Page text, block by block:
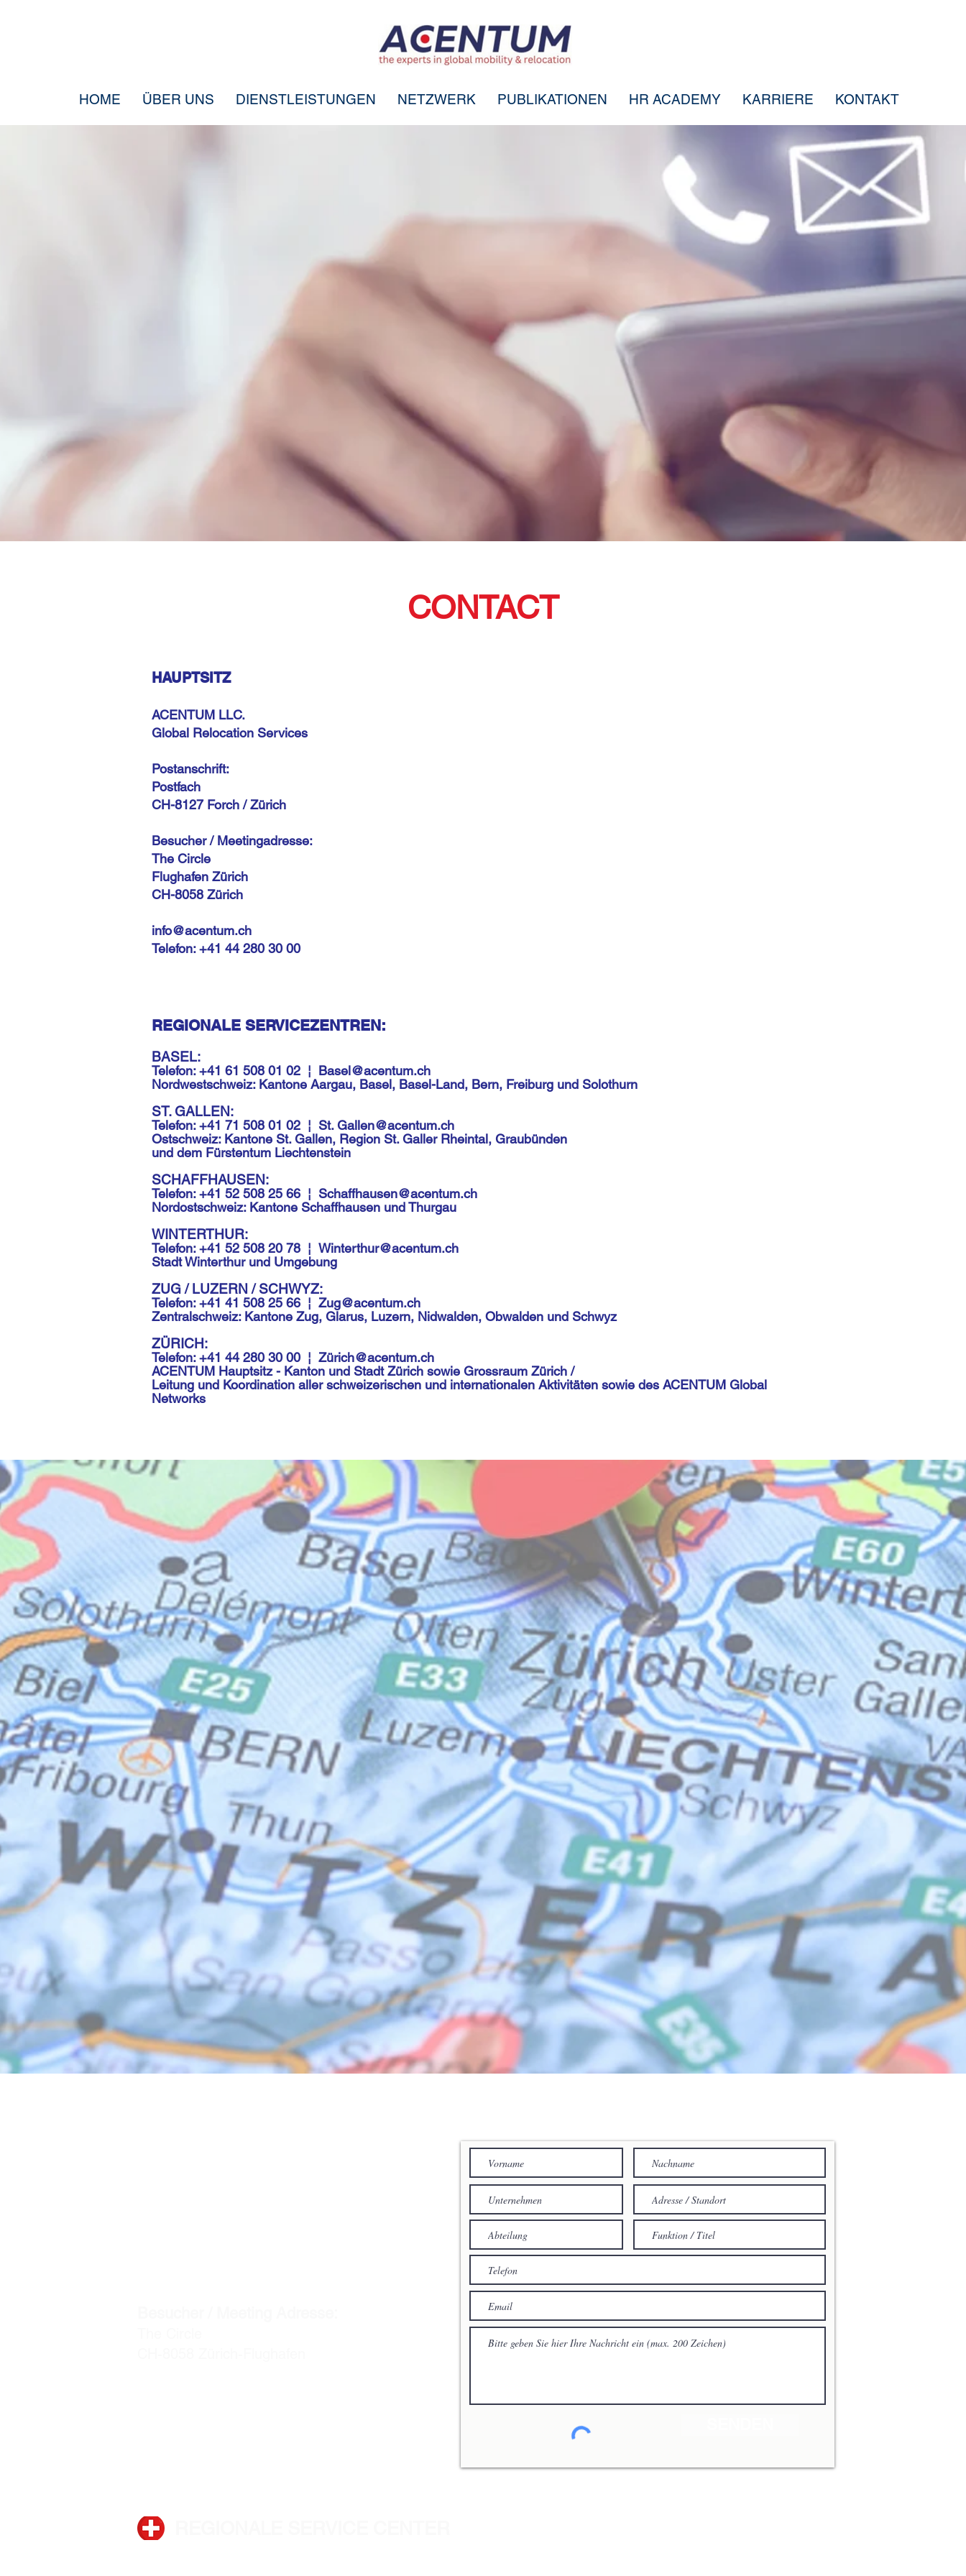
HOME ÜBER UNS DIENSTLEISTUNGEN NETZWERK PUBLIKATIONEN HR ACADEMY KARRIERE KONTAKT
CONTACT
HAUPTSITZ
ACENTUM LLC.
Global Relocation Services
Postanschrift:
Postfach
CH-8127 Forch / Zürich
Besucher / Meetingadresse:
The Circle
Flughafen Zürich
CH-8058 Zürich
info@acentum.ch
Telefon: +41 44 280 30 00
REGIONALE SERVICEZENTREN:
BASEL:
Telefon: +41 61 508 01 02 ¦ Basel@acentum.ch
Nordwestschweiz: Kantone Aargau, Basel, Basel-Land, Bern, Freiburg und Solothurn
ST. GALLEN:
Telefon: +41 71 508 01 02 ¦ St.Gallen@acentum.ch
Ostschweiz: Kantone St. Gallen, Region St. Galler Rheintal, Graubünden
und dem Fürstentum Liechtenstein
SCHAFFHAUSEN:
Telefon: +41 52 508 25 66 ¦ Schaffhausen@acentum.ch
Nordostschweiz: Kantone Schaffhausen und Thurgau
WINTERTHUR:
Telefon: +41 52 508 20 78 ¦ Winterthur@acentum.ch
Stadt Winterthur und Umgebung
ZUG / LUZERN / SCHWYZ:
Telefon: +41 41 508 25 66 ¦ Zug@acentum.ch
Zentralschweiz: Kantone Zug, Glarus, Luzern, Nidwalden, Obwalden und Schwyz
ZÜRICH:
Telefon: +41 44 280 30 00 ¦ Zürich@acentum.ch
ACENTUM Hauptsitz - Kanton und Stadt Zürich sowie Grossraum Zürich /
Leitung und Koordination aller schweizerischen und internationalen Aktivitäten sowie des ACENTUM Global
Networks